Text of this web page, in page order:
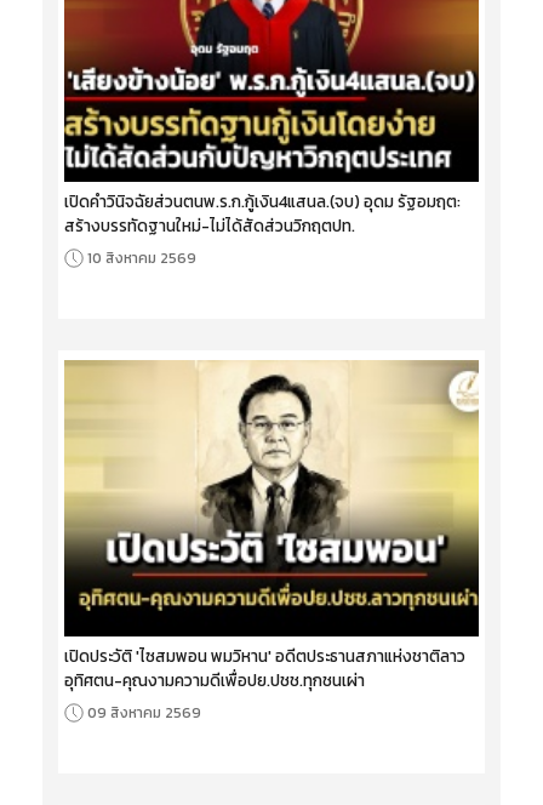
เปิดคำวินิจฉัยส่วนตนพ.ร.ก.กู้เงิน4แสนล.(จบ) อุดม รัฐอมฤต:
สร้างบรรทัดฐานใหม่-ไม่ได้สัดส่วนวิกฤตปท.
10 สิงหาคม 2569
เปิดประวัติ 'ไซสมพอน พมวิหาน' อดีตประธานสภาแห่งชาติลาว
อุทิศตน-คุณงามความดีเพื่อปย.ปชช.ทุกชนเผ่า
09 สิงหาคม 2569